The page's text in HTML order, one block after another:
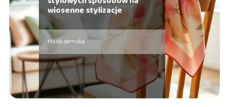
wiosenne stylizacje
Moda damska